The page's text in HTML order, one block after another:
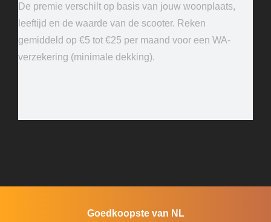
De premie verschilt op basis van jouw woonplaats,
leeftijd en de waarde van de scooter. Reken
gemiddeld op €5 tot €25 per maand voor een WA-
verzekering (minimale dekking).
Goedkoopste van NL